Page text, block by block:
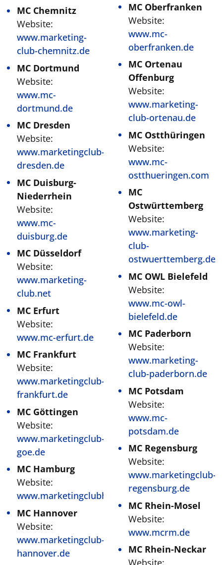
MC Chemnitz
Website:
www.marketing-
club-chemnitz.de
MC Dortmund
Website:
www.mc-
dortmund.de
MC Dresden
Website:
www.marketingclub-
dresden.de
MC Duisburg-
Niederrhein
Website:
www.mc-
duisburg.de
MC Düsseldorf
Website:
www.marketing-
club.net
MC Erfurt
Website:
www.mc-erfurt.de
MC Frankfurt
Website:
www.marketingclub-
frankfurt.de
MC Göttingen
Website:
www.marketingclub-
goe.de
MC Hamburg
Website:
www.marketingclubhh.org
MC Hannover
Website:
www.marketingclub-
hannover.de
MC Oberfranken
Website:
www.mc-
oberfranken.de
MC Ortenau
Offenburg
Website:
www.marketing-
club-ortenau.de
MC Ostthüringen
Website:
www.mc-
ostthueringen.com
MC
Ostwürttemberg
Website:
www.marketing-
club-
ostwuerttemberg.de
MC OWL Bielefeld
Website:
www.mc-owl-
bielefeld.de
MC Paderborn
Website:
www.marketing-
club-paderborn.de
MC Potsdam
Website:
www.mc-
potsdam.de
MC Regensburg
Website:
www.marketingclub-
regensburg.de
MC Rhein-Mosel
Website:
www.mcrm.de
MC Rhein-Neckar
Website: